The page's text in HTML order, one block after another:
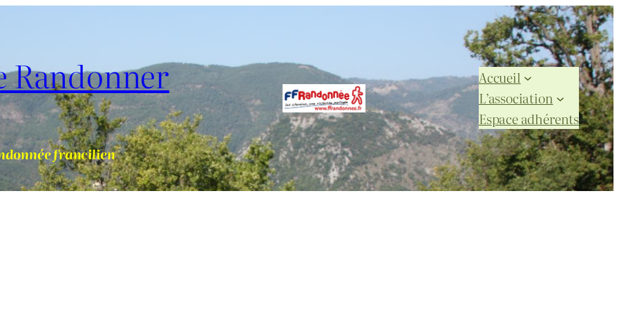
Randonner
francilien
Accueil
L’association
Espace adhérents